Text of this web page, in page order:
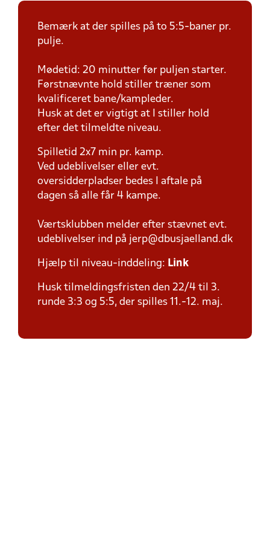
Bemærk at der spilles på to 5:5-baner pr.
pulje.
Mødetid: 20 minutter før puljen starter.
Førstnævnte hold stiller træner som
kvalificeret bane/kampleder.
Husk at det er vigtigt at I stiller hold
efter det tilmeldte niveau.
Spilletid 2x7 min pr. kamp.
Ved udeblivelser eller evt.
oversidderpladser bedes I aftale på
dagen så alle får 4 kampe.
Værtsklubben melder efter stævnet evt.
udeblivelser ind på jerp@dbusjaelland.dk
Hjælp til niveau-inddeling: Link
Husk tilmeldingsfristen den 22/4 til 3.
runde 3:3 og 5:5, der spilles 11.-12. maj.